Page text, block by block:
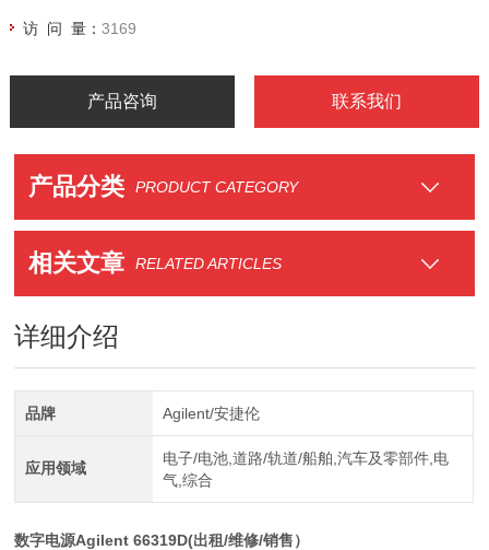
访 问 量： 3169
产品咨询 联系我们
产品分类 PRODUCT CATEGORY
相关文章 RELATED ARTICLES
详细介绍
品牌 Agilent/安捷伦
应用领域
电子/电池,道路/轨道/船舶,汽车及零部件,电
气,综合
数字电源Agilent 66319D(出租/维修/销售）